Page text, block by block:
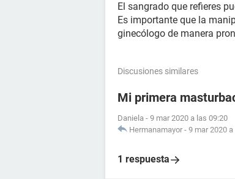
El sangrado que refieres
Es importante que la
ginecólogo de manera
Discusiones similares
Mi primera
Daniela - 9 mar 2020 a las 09:20
Hermanamayor - 9 mar 2020 a
1 respuesta